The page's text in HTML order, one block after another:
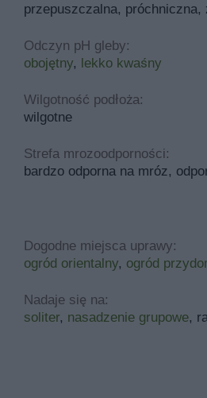
przepuszczalna, próchniczna,
Odczyn pH gleby:
obojętny, lekko kwaśny
Wilgotność podłoża:
wilgotne
Strefa mrozoodporności:
bardzo odporna na mróz,
Dogodne miejsca uprawy:
ogród orientalny, ogród
Nadaje się na:
soliter, nasadzenie grupowe,